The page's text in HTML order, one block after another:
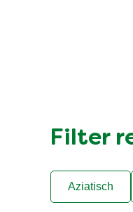
Filter
Aziatisch